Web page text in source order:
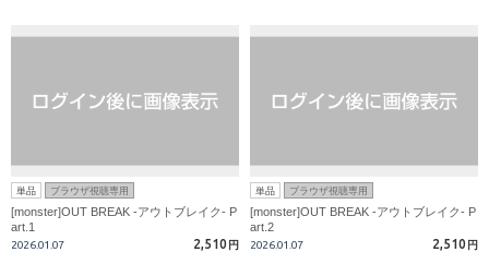
単品 ブラウザ視聴専用
[monster]OUT BREAK -アウトブレイク- P
art.1
2026.01.07 2,510 円
単品 ブラウザ視聴専用
[monster]OUT BREAK -アウトブレイク- P
art.2
2026.01.07 2,510 円